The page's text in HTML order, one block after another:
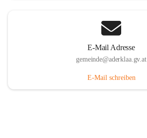
E-Mail Adresse
gemeinde@aderklaa.gv.at
E-Mail schreiben